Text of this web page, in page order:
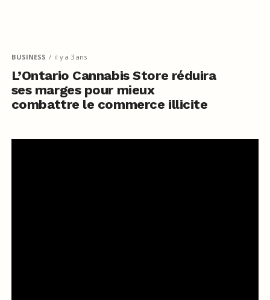
BUSINESS il y a 3 ans
L’Ontario Cannabis Store réduira
ses marges pour mieux
combattre le commerce illicite